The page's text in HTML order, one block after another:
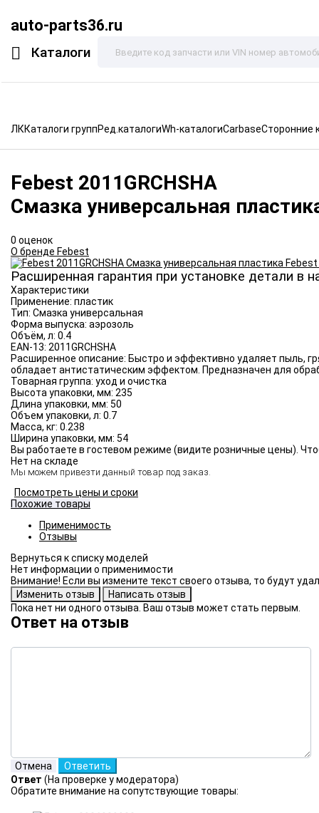
auto-parts36.ru
Каталоги
ЛККаталоги группРед.каталогиWh-каталогиCarbaseСторонние
Febest 2011GRCHSHA
Смазка универсальная
0 оценок
О бренде Febest
Расширенная гарантия при установке детали в
Характеристики
Применение: пластик
Тип: Смазка универсальная
Форма выпуска: аэрозоль
Объём, л: 0.4
EAN-13: 2011GRCHSHA
Расширенное описание: Быстро и эффективно удаляет пыль,
обладает антистатическим эффектом. Предназначен для
Товарная группа: уход и очистка
Высота упаковки, мм: 235
Длина упаковки, мм: 50
Объем упаковки, л: 0.7
Масса, кг: 0.238
Ширина упаковки, мм: 54
Вы работаете в гостевом режиме (видите розничные цены).
Нет на складе
Мы можем привезти данный товар под заказ.
Посмотреть цены и сроки
Похожие товары
Применимость
Отзывы
Нет информации о применимости
Внимание! Если вы измените текст своего отзыва, то будут
Пока нет ни одного отзыва. Ваш отзыв может стать первым.
Ответ на отзыв
Ответ (На проверке у модератора)
Обратите внимание на сопутствующие товары: